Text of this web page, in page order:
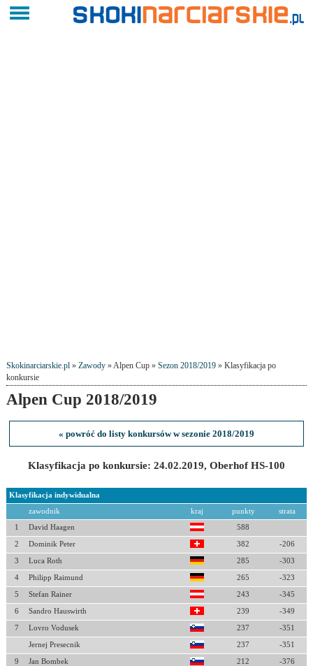
Skokinarciarskie.pl» Zawody» Alpen Cup » Sezon 2018/2019» Klasyfikacja po
konkursie
Alpen Cup 2018/2019
« powróć do listy konkursów w sezonie 2018/2019
Klasyfikacja po konkursie: 24.02.2019, Oberhof HS-100
Klasyfikacja indywidualna
zawodnik kraj punkty strata
1 David Haagen 588
2 Dominik Peter 382 -206
3 Luca Roth 285 -303
4 Philipp Raimund 265 -323
5 Stefan Rainer 243 -345
6 Sandro Hauswirth 239 -349
7 Lovro Vodusek 237 -351
Jernej Presecnik 237 -351
9 Jan Bombek 212 -376